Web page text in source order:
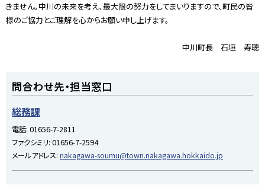
きません。中川の未来を考え、最大限の努力をしてまいりますので、町民の皆
様のご協力とご理解を心からお願い申し上げます。
中川町長 石垣 寿聰
プ
に
戻
問合わせ先・担当窓口
総務課
電話: 01656-7-2811
ファクシミリ: 01656-7-2594
メールアドレス: nakagawa-soumu@town.nakagawa.hokkaido.jp